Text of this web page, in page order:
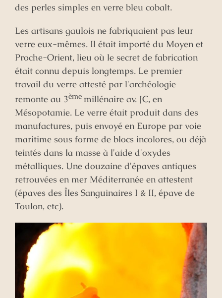
des perles simples en verre bleu cobalt.
Les artisans gaulois ne fabriquaient pas leur
verre eux-mêmes. Il était importé du Moyen et
Proche-Orient, lieu où le secret de fabrication
était connu depuis longtemps. Le premier
travail du verre attesté par l'archéologie
remonte au 3ème millénaire av. JC, en
Mésopotamie. Le verre était produit dans des
manufactures, puis envoyé en Europe par voie
maritime sous forme de blocs incolores, ou déjà
teintés dans la masse à l'aide d'oxydes
métalliques. Une douzaine d'épaves antiques
retrouvées en mer Méditerranée en attestent
(épaves des Îles Sanguinaires I & II, épave de
Toulon, etc).